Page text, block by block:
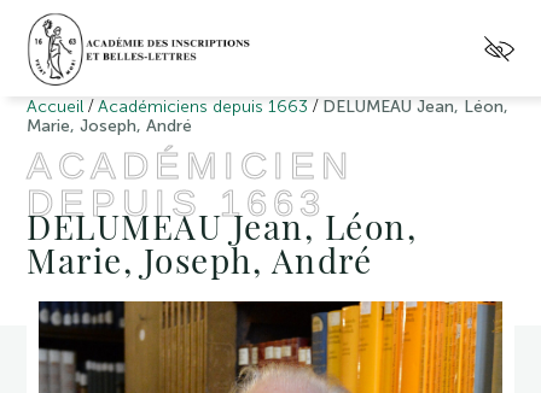
Accueil /Académiciens depuis 1663 / DELUMEAU Jean, Léon,
Marie, Joseph, André
ACADÉMICIEN
DEPUIS 1663
DELUMEAU Jean, Léon,
Marie, Joseph, André